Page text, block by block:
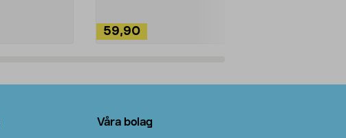
59,90
Våra bolag